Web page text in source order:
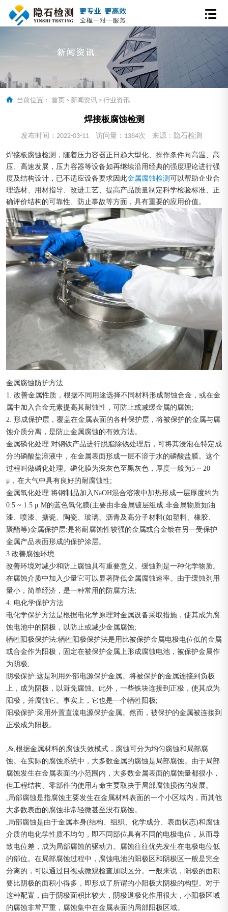
当前位置： 首页 > 新闻资讯 > 行业资讯
焊接板腐蚀检测
发布时间：2022-03-11 访问量：1384次 来源：隐石检测
焊接板腐蚀检测，随着压力容器正日趋大型化、操作条件向高温、高
压、高速发展，压力容器等设备如再继续沿用经典的强度理论进行强
度及结构设计，已不适应设备要求因此金属腐蚀检测 可以帮助企业合
理选材、用材指导、改进工艺、提高产品质量制定科学检验标准、正
确评价结构的可靠性、防止事故等方面，具有重要的应用价值。
金属腐蚀防护方法:
1. 改善金属性质，根据不同用途选择不同材料形成耐蚀合金，或在金
属中加入合金元素提高其耐蚀性，可防止或减缓金属的腐蚀;
2. 形成保护层，覆盖在金属表面的各种保护层，将被保护的金属与腐
蚀介质分离，是防止金属腐蚀的有效方法。
金属磷化处理:对钢铁产品进行脱脂除锈处理后，可将其浸泡在特定成
分的磷酸盐溶液中，在金属表面形成一层不溶于水的磷酸盐膜。这个
过程叫做磷化处理。磷化膜为深灰色至黑灰色，厚度一般为5 ~ 20
μ，在大气中具有良好的耐腐蚀性;
金属氧化处理:将钢制品加入NaOH混合溶液中加热形成一层厚度约为
0.5 ~ 1.5 μ M的蓝色氧化膜(主要由非金属镀层组成:非金属物质如油
漆、喷漆、搪瓷、陶瓷、玻璃、沥青及高分子材料(如塑料、橡胶、
聚酯等)金属保护层:是将耐腐蚀性较强的金属或合金镀在另一受保护
金属产品表面形成的保护涂层。
3.改善腐蚀环境
改善环境对减少和防止腐蚀具有重要意义。缓蚀剂是一种化学物质。
在腐蚀介质中加入少量它可以显著降低金属腐蚀速率。由于缓蚀剂用
量小，简单经济，是一种常用的防腐方法;
4. 电化学保护方法
电化学保护方法是根据电化学原理对金属设备采取措施，使其成为腐
蚀电池中的阴极，以防止或减少金属腐蚀;
牺牲阳极保护法:牺牲阳极保护法是用比被保护金属电极电位低的金属
或合金作为阳极，固定在被保护金属上形成腐蚀电池，被保护金属作
为阴极;
阴极保护:这是利用外部电源保护金属。将被保护的金属连接到负极
上，成为阴极，以避免腐蚀。此外，一些铁块连接到正极，使其成为
阳极，并腐蚀它。事实上，它也是一个牺牲阳极;
阳极保护:采用外置直流电源保护金属。然而，被保护的金属被连接到
正极成为阳极。
,&,根据金属材料的腐蚀失效模式，腐蚀可分为均匀腐蚀和局部腐
蚀。在实际的腐蚀系统中，大多数金属的腐蚀是局部腐蚀。由于局部
腐蚀发生在金属表面的小范围内，大多数金属表面的腐蚀量都很小，
但工程结构、零部件的使用寿命主要取决于局部腐蚀损伤的发展。
,局部腐蚀是指腐蚀主要发生在金属材料表面的一个小区域内，而其他
大多数表面的腐蚀非常轻微甚至没有腐蚀。
,局部腐蚀是由于金属本身(结构、组织、化学成分、表面状态)和腐蚀
介质的电化学性质不均匀，即不同部位具有不同的电极电位，从而导
致电位差，成为局部腐蚀的驱动力。腐蚀往往优先发生在电极电位低
的部位。在局部腐蚀过程中，腐蚀电池的阳极区和阴极区一般是完全
分离的，可以通过目视或微观检查加以区分。一般来说，阳极的面积
要比阴极的面积小得多，即形成了所谓的小阳极大阴极的构型。对于
这种配置，由于阴极面积比较大，阴极退极化作用很大，小阳极区域
的腐蚀非常严重，腐蚀集中在金属表面的局部阳极区域。